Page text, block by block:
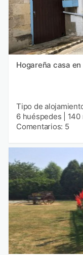
Hogareña casa
Tipo de
6 huéspedes
140
Comentarios: 5